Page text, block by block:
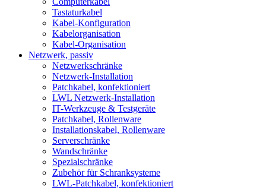
Tastaturkabel
Kabel-Konfiguration
Kabelorganisation
Kabel-Organisation
Netzwerk, passiv
Netzwerkschränke
Netzwerk-Installation
Patchkabel, konfektioniert
LWL Netzwerk-Installation
IT-Werkzeuge & Testgeräte
Patchkabel, Rollenware
Installationskabel, Rollenware
Serverschränke
Wandschränke
Spezialschränke
Zubehör für Schranksysteme
LWL-Patchkabel, konfektioniert